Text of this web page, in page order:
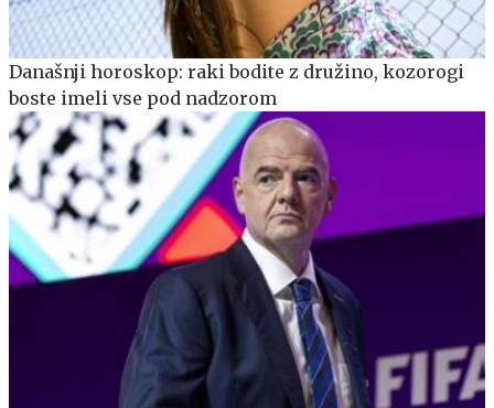
Današnji horoskop: raki bodite z družino, kozorogi
boste imeli vse pod nadzorom